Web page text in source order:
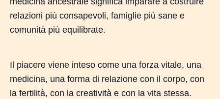
relazioni più consapevoli, famiglie più sane e
comunità più equilibrate.
Il piacere viene inteso come una forza vitale, una
medicina, una forma di relazione con il corpo, con
la fertilità, con la creatività e con la vita stessa.